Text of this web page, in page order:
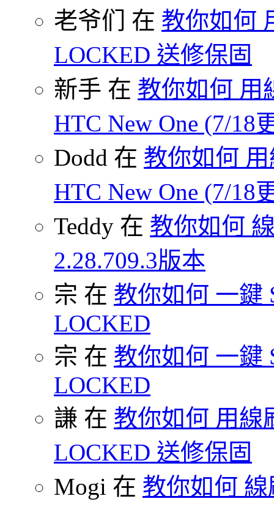
老爷们 在 教你如何
LOCKED 送修保固
新手 在 教你如何 用
HTC New One (7/18
Dodd 在 教你如何
HTC New One (7/18
Teddy 在 教你如何
2.28.709.3版本
宗 在 教你如何 一鍵
LOCKED
宗 在 教你如何 一鍵
LOCKED
謙 在 教你如何 用線
LOCKED 送修保固
Mogi 在 教你如何 線